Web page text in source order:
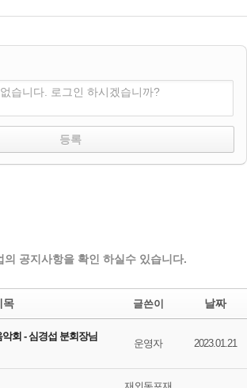
습니다. 로그인 하시겠습니까?
의 공지사항을 확인 하실수 있습니다.
목 글쓴이 날짜
회 - 심경섭 분회장님
운영자 2023.01.21